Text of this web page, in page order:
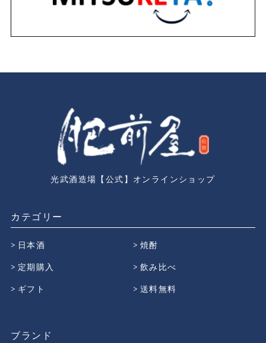
光武酒造場【公式】オンラインショップ
カテゴリー
日本酒
焼酎
定期購入
飲み比べ
ギフト
送料無料
ブランド